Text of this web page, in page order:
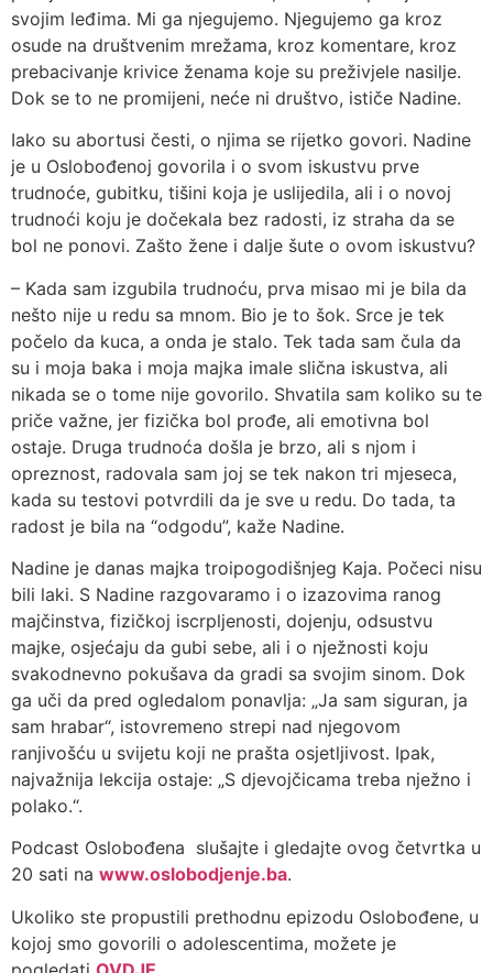
svojim leđima. Mi ga njegujemo. Njegujemo ga kroz
osude na društvenim mrežama, kroz komentare, kroz
prebacivanje krivice ženama koje su preživjele nasilje.
Dok se to ne promijeni, neće ni društvo, ističe Nadine.
Iako su abortusi česti, o njima se rijetko govori. Nadine
je u Oslobođenoj govorila i o svom iskustvu prve
trudnoće, gubitku, tišini koja je uslijedila, ali i o novoj
trudnoći koju je dočekala bez radosti, iz straha da se
bol ne ponovi. Zašto žene i dalje šute o ovom iskustvu?
– Kada sam izgubila trudnoću, prva misao mi je bila da
nešto nije u redu sa mnom. Bio je to šok. Srce je tek
počelo da kuca, a onda je stalo. Tek tada sam čula da
su i moja baka i moja majka imale slična iskustva, ali
nikada se o tome nije govorilo. Shvatila sam koliko su te
priče važne, jer fizička bol prođe, ali emotivna bol
ostaje. Druga trudnoća došla je brzo, ali s njom i
opreznost, radovala sam joj se tek nakon tri mjeseca,
kada su testovi potvrdili da je sve u redu. Do tada, ta
radost je bila na “odgodu”, kaže Nadine.
Nadine je danas majka troipogodišnjeg Kaja. Počeci nisu
bili laki. S Nadine razgovaramo i o izazovima ranog
majčinstva, fizičkoj iscrpljenosti, dojenju, odsustvu
majke, osjećaju da gubi sebe, ali i o nježnosti koju
svakodnevno pokušava da gradi sa svojim sinom. Dok
ga uči da pred ogledalom ponavlja: „Ja sam siguran, ja
sam hrabar“, istovremeno strepi nad njegovom
ranjivošću u svijetu koji ne prašta osjetljivost. Ipak,
najvažnija lekcija ostaje: „S djevojčicama treba nježno i
polako.“.
Podcast Oslobođena slušajte i gledajte ovog četvrtka u
20 sati na www.oslobodjenje.ba.
Ukoliko ste propustili prethodnu epizodu Oslobođene, u
kojoj smo govorili o adolescentima, možete je